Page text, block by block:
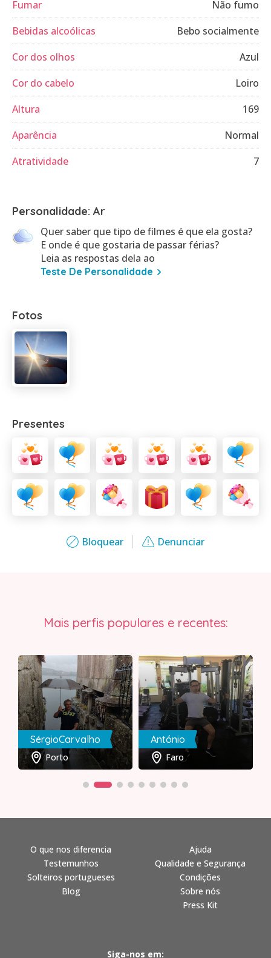
Bloquear Denunciar
Fumar
Não fumo
Bebidas alcoólicas
Bebo socialmente
Cor dos olhos
Azul
Cor do cabelo
Loiro
Altura
169
Aparência
Normal
Atratividade
7
Personalidade: Ar
Quer saber que tipo de filmes é que ela gosta?
E onde é que gostaria de passar férias?
Leia as respostas dela ao
Teste De Personalidade
Fotos
Presentes
Mais perfis populares e recentes:
SérgioCarvalho
Porto
António
Faro
O que nos diferencia
Testemunhos
Solteiros portugueses
Blog
Ajuda
Qualidade e Segurança
Condições
Sobre nós
Press Kit
Siga-nos em: